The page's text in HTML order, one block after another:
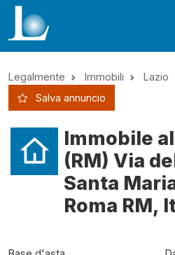
Legalmente Immobili Lazio
Salva annuncio
Immobile
(RM) Via
Santa
Roma RM,